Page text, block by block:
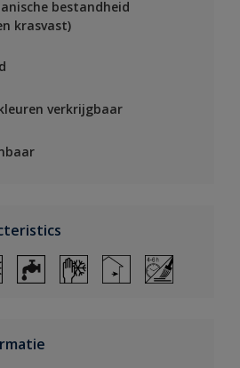
bestandheid
krasvast)
verkrijgbaar